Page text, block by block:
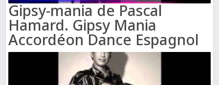
Gipsy-mania de Pascal
Hamard. Gipsy Mania
Accordéon Dance Espagnol